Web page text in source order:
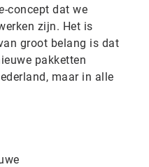
-concept dat we
zijn. Het is
groot belang is dat
pakketten
maar in alle